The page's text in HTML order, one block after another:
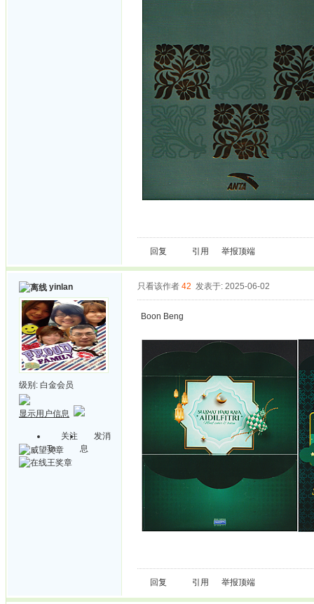
回复 引用 举报顶端
yinlan
级别: 白金会员
显示用户信息
关注
Ta
发消
息
只看该作者 42 发表于: 2025-06-02
Boon Beng
回复 引用 举报顶端